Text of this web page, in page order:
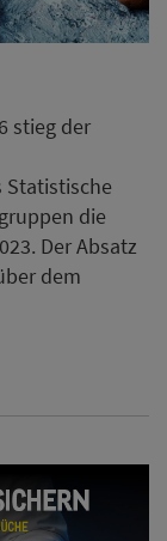
stieg der
Statistische
die
Der Absatz
dem